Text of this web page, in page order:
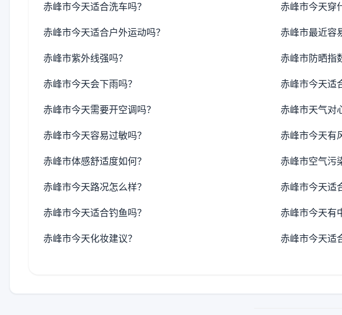
赤峰市今天适合洗车吗？ 赤峰市今天穿
赤峰市今天适合户外运动吗？ 赤峰市最近容
赤峰市紫外线强吗？ 赤峰市防晒指
赤峰市今天会下雨吗？ 赤峰市今天适
赤峰市今天需要开空调吗？ 赤峰市天气对
赤峰市今天容易过敏吗？ 赤峰市今天有
赤峰市体感舒适度如何？ 赤峰市空气污
赤峰市今天路况怎么样？ 赤峰市今天适
赤峰市今天适合钓鱼吗？ 赤峰市今天有
赤峰市今天化妆建议？ 赤峰市今天适